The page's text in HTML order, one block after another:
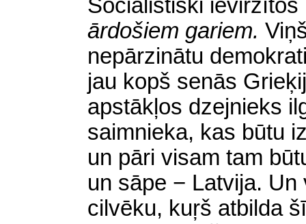
Sociālistiski
ārdošiem gariem.
nepārzinātu
jau kopš senās
apstākļos dzejnieks
saimnieka, kas būtu
un pāri visam tam
un sāpe − Latvija.
cilvēku, kuŗš atbilda